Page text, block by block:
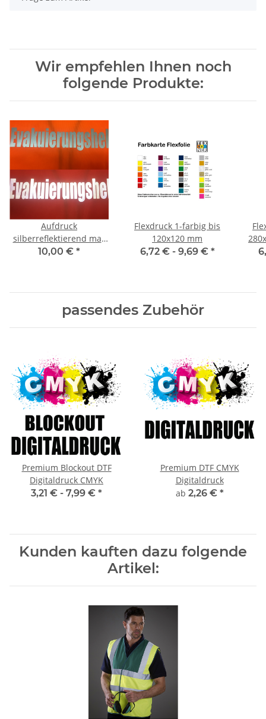
Wir empfehlen Ihnen noch
folgende Produkte:
Aufdruck
silberreflektierend max
280x180 mm
10,00 € *
Flexdruck 1-farbig bis
120x120 mm
6,72 € - 9,69 € *
passendes Zubehör
Premium Blockout DTF
Digitaldruck CMYK
3,21 € - 7,99 € *
Premium DTF CMYK
Digitaldruck
ab 2,26 € *
Kunden kauften dazu folgende
Artikel: